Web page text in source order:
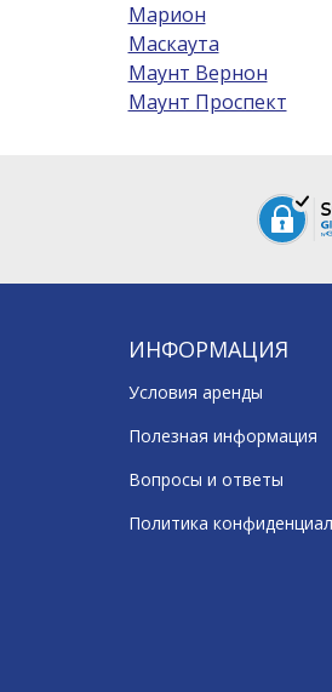
Марион
Маскаута
Маунт Вернон
Маунт Проспект
ИНФОРМАЦИЯ
Условия аренды
Полезная информация
Вопросы и ответы
Политика